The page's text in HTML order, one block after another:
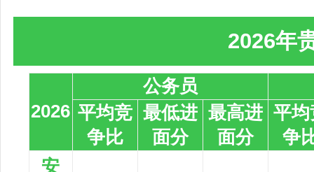
2026年
2026
公务员
平均竞
争比
最低进
面分
最高进
面分
平均
争
安